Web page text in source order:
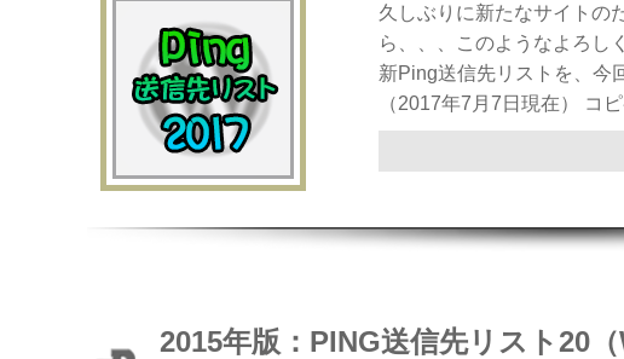
久しぶりに新たなサイトの
ら、、、このようなよろし
新Ping送信先リストを、今
（2017年7月7日現在） コ
2015年版：PING送信先リスト20